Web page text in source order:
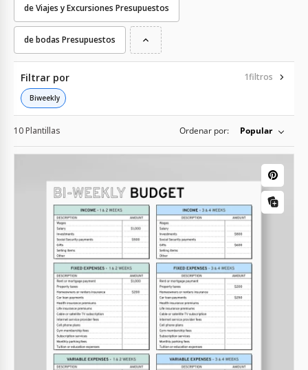
de Viajes y Excursiones Presupuestos
de bodas Presupuestos
Filtrar por 1filtros
Biweekly
10 Plantillas Ordenar por: Popular